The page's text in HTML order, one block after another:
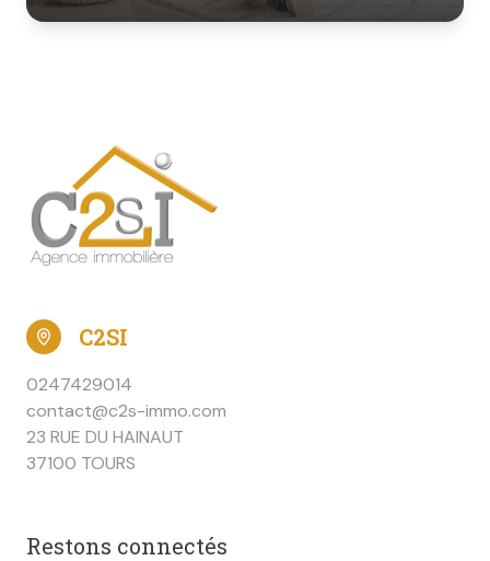
C2SI
0247429014
contact@c2s-immo.com
23 RUE DU HAINAUT
37100 TOURS
Restons connectés